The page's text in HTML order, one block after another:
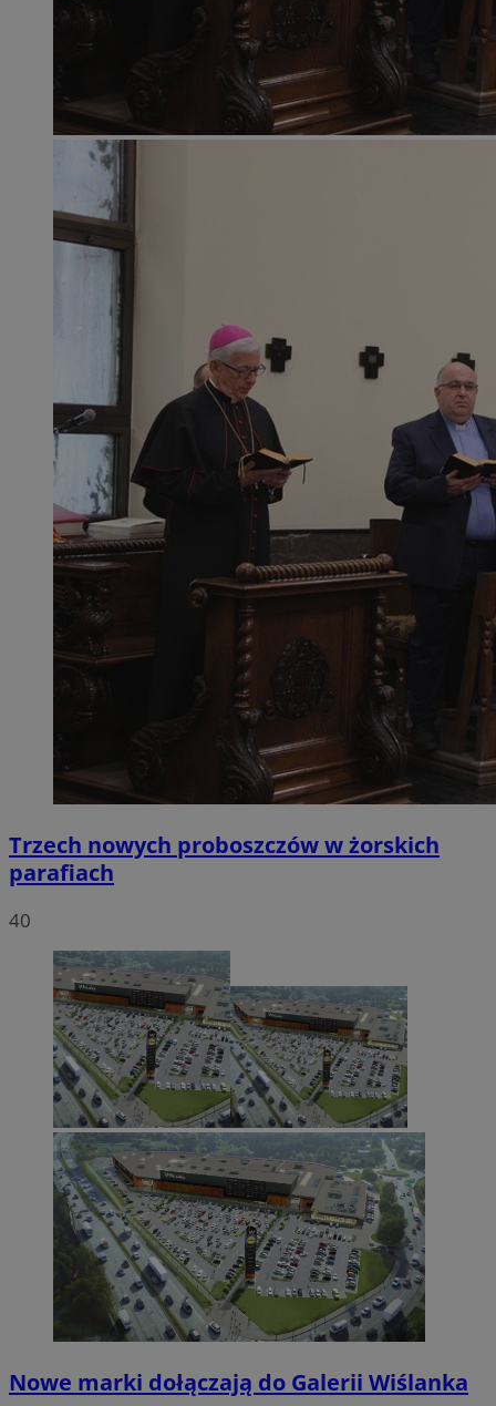
Trzech nowych proboszczów w żorskich
parafiach
40
Nowe marki dołączają do Galerii Wiślanka